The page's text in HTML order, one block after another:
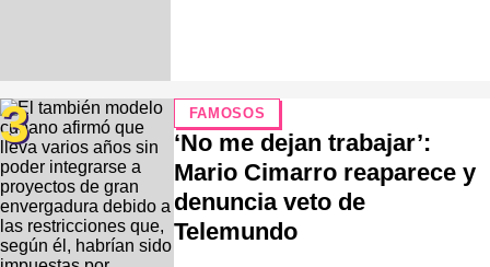
3 FAMOSOS
‘No me dejan trabajar’:
Mario Cimarro reaparece y
denuncia veto de
Telemundo